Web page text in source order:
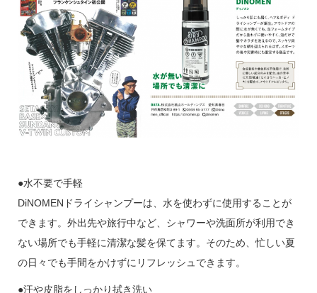
●水不要で手軽
DiNOMENドライシャンプーは、水を使わずに使用することが
できます。外出先や旅行中など、シャワーや洗面所が利用でき
ない場所でも手軽に清潔な髪を保てます。そのため、忙しい夏
の日々でも手間をかけずにリフレッシュできます。
●汗や皮脂をしっかり拭き洗い